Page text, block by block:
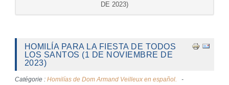
DE 2023)
HOMILÍA PARA LA FIESTA DE TODOS
LOS SANTOS (1 DE NOVIEMBRE DE
2023)
Catégorie : Homilías de Dom Armand Veilleux en español.